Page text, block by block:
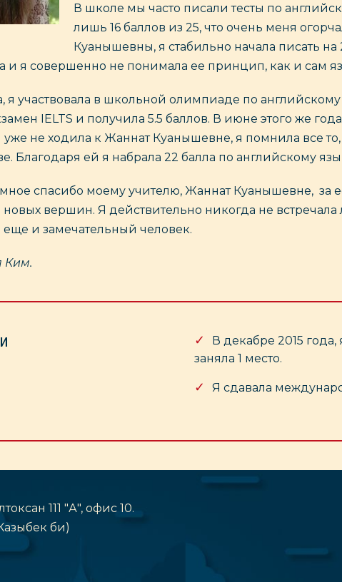
В школе мы часто писали тесты по
лишь 16 баллов из 25, что очень меня
Куанышевны, я стабильно начала писать
и я совершенно не понимала ее принцип, как и сам
я участвовала в школьной олимпиаде по английскому
IELTS и получила 5.5 баллов. В июне этого же
уже не ходила к Жаннат Куанышевне, я помнила все
Благодаря ей я набрала 22 балла по английскому
спасибо моему учителю, Жаннат Куанышевне, за
новых вершин. Я действительно никогда не
и замечательный человек.
Ким.
В декабре 2015
заняла 1 место.
Я сдавала
111 "А", офис 10.
би)